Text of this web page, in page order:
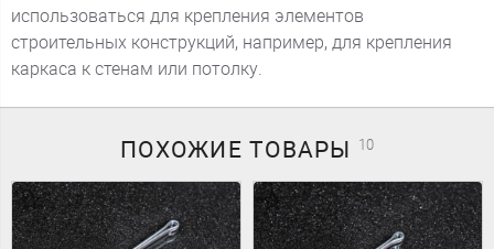
использоваться для крепления элементов
строительных конструкций, например, для крепления
каркаса к стенам или потолку.
ПОХОЖИЕТОВАРЫ 10